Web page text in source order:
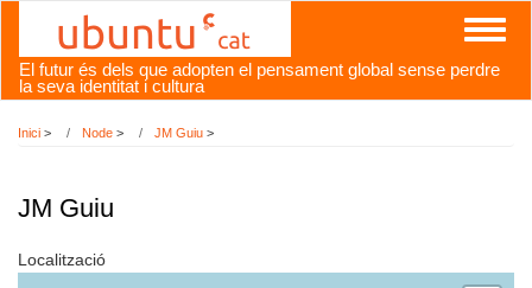
contingut
El futur és dels que adopten el pensament global sense perdre
la seva identitat i cultura
Inici > Node > JM Guiu >
JM Guiu
Localització